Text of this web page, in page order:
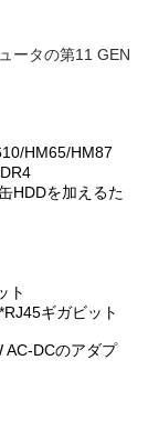
ータの第11 GEN
HM65/HM87
HDDを加えるた
ト
ギガビット
AC-DCのアダプ